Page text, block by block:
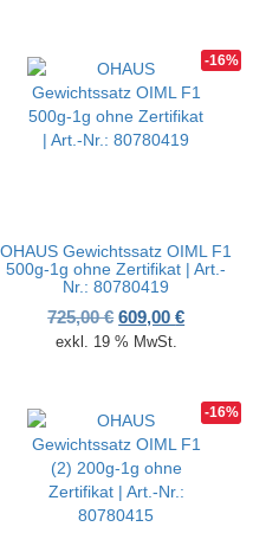
war: 1.605,00 €
Preis ist: 1.348,20 €.
-16%
OHAUS Gewichtssatz OIML F1
500g-1g ohne Zertifikat | Art.-
Nr.: 80780419
725,00€ Ursprünglicher
609,00€
exkl. 19 % MwSt.
-16%